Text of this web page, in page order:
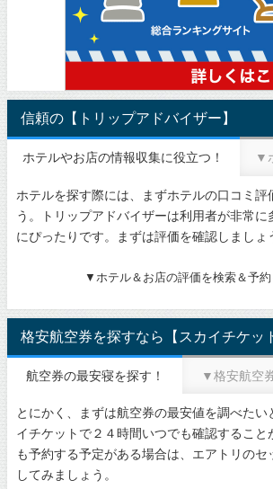
信頼の【トリップアドバイザー】
ホテルやお店の情報収集に役立つ！ ▼
ホテルを探す際には、まずホテルの口コミ評
う。トリップアドバイザーは利用者が非常に
にぴったりです。まずは評価を確認しましょ
▼ホテル＆お店の評価を検索＆予
格安航空券を探すなら【スカイチケッ
航空券の最安寝を探す！ ▼格安航空
とにかく、まずは航空券の最安値を調べたい
イチケットで２４時間いつでも確認すること
も予約する予定がある場合は、エアトリのセ
してみましょう。